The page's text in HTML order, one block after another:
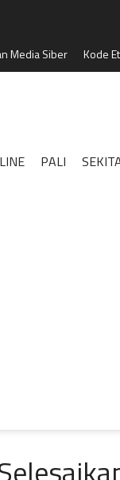
Media Siber Kode
PALI